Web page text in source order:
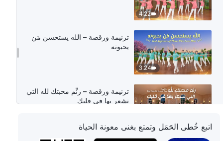
4:22
3:24
ترنيمة ورقصة – الله يستحسن مَن
يحبونه
ترنيمة ورقصة – رنِّم محبتك لله التي
تشعر بها في قلبك
اتبع خُطى الحَمَل وتمتع بغنى معونة الحياة